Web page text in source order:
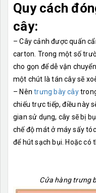
Quy cách
cây:
– Cây cảnh được quấn
carton. Trong một số
cho gọn để dễ vận
một chút là tán cây sẽ
– Nêntrưng bày cây
chiếu trực tiếp, điều này
gian sử dụng, cây sẽ bị
chế độ mát ở máy sấy
để hút sạch bụi. Hoặc có
Cửa hàng trưng